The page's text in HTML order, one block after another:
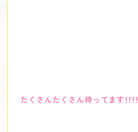
たくさんたくさん待ってます！！！！